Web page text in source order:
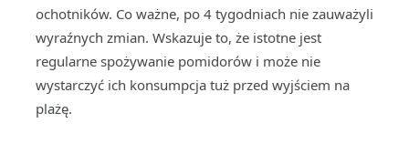
ochotników. Co ważne, po 4 tygodniach nie zauważyli
wyraźnych zmian. Wskazuje to, że istotne jest
regularne spożywanie pomidorów i może nie
wystarczyć ich konsumpcja tuż przed wyjściem na
plażę.